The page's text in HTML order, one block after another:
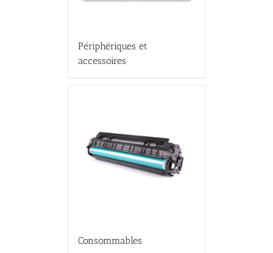
Périphériques et
accessoires
Consommables